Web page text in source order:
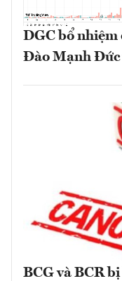
DGC bổ
Đào Mạnh Đức
BCG và BCR